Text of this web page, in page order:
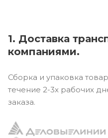
1. Доставка
компаниями.
Сборка и упаковка
течение 2-3х рабочих
заказа.